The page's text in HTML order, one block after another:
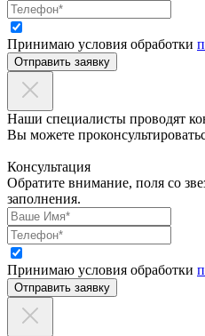
Принимаю условия обработки
Отправить заявку
Наши специалисты проводят
Вы можете
Консультация
Обратите внимание, поля со
заполнения.
Принимаю условия обработки
Отправить заявку